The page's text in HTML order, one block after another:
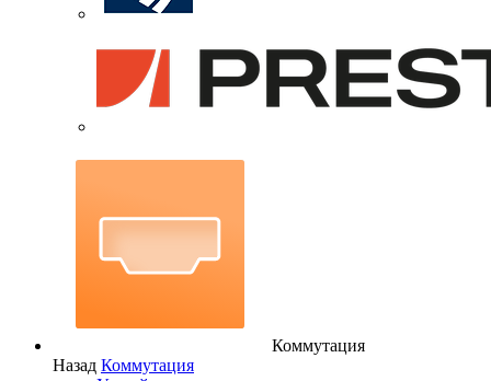
Коммутация
Назад Коммутация